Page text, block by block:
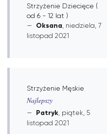
Strzyżenie Dziecięce (
od 6 - 12 lat )
Oksana , niedziela, 7
listopad 2021
Strzyżenie Męskie
Najlepszy
Patryk , piątek, 5
listopad 2021